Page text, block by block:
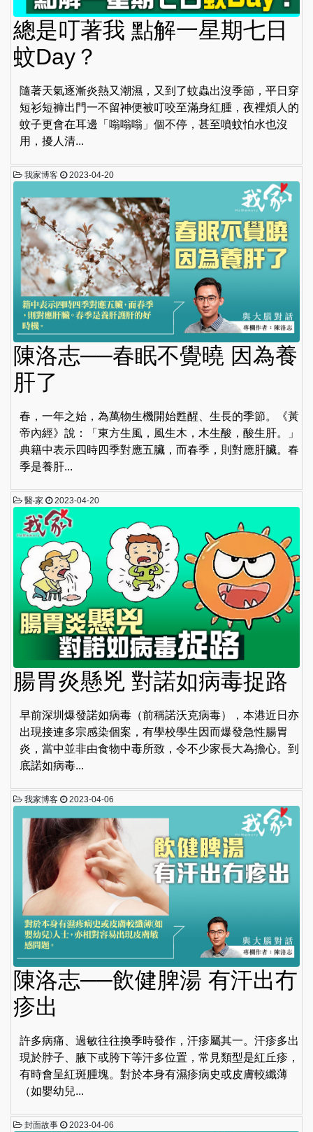
總是叮著我 點解一星期七日
蚊Day？
隨著天氣逐漸炎熱又潮濕，又到了蚊蟲出沒季節，平日穿
短衫短褲出門一不留神便被叮咬至滿身紅腫，夜裡煩人的
蚊子更會在耳邊「嗡嗡嗡」個不停，甚至噴蚊怕水也沒
用，擾人清...
我家博客 2023-04-20
陳洛志──春眠不覺曉 因為養
肝了
春，一年之始，為萬物生機開始甦醒、生長的季節。《黃
帝內經》說：「東方生風，風生木，木生酸，酸生肝。」
典籍中表示四時四季對應五臟，而春季，則對應肝臟。春
季是養肝...
醫‧家 2023-04-20
腸胃炎懸兇 對諾如病毒捉路
早前深圳爆發諾如病毒（前稱諾沃克病毒），本港近日亦
出現接連多宗感染個案，有學校學生因而爆發急性腸胃
炎，當中並非由食物中毒所致，令不少家長大為擔心。到
底諾如病毒...
我家博客 2023-04-06
陳洛志──飲健脾湯 有汗出冇
疹出
許多病痛、過敏往往換季時發作，汗疹屬其一。汗疹多出
現於脖子、腋下或胯下等汗多位置，常見類型是紅丘疹，
有時會呈紅斑腫塊。對於本身有濕疹病史或皮膚較纖薄
（如嬰幼兒...
封面故事 2023-04-06